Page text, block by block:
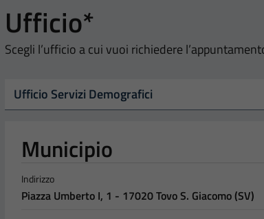
Ufficio*
Scegli l’ufficio a cui vuoi richiedere
2090
Municipio
Indirizzo
Piazza Umberto I, 1 - 17020 Tovo S. Giacomo (SV)